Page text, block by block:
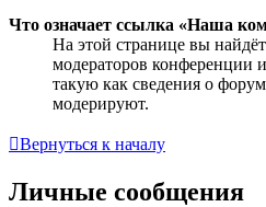
Что означает ссылка «Наша
На этой странице вы
модераторов
такую как сведения о
модерируют.
Вернуться к началу
Личные сообщения